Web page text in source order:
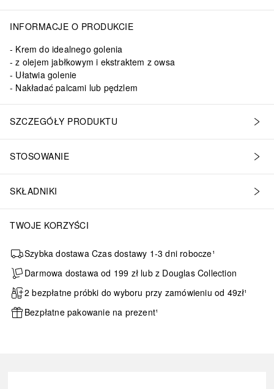
INFORMACJE O PRODUKCIE
Krem do idealnego golenia
z olejem jabłkowym i ekstraktem z owsa
Ułatwia golenie
Nakładać palcami lub pędzlem
SZCZEGÓŁY PRODUKTU
STOSOWANIE
SKŁADNIKI
TWOJE KORZYŚCI
Szybka dostawa Czas dostawy 1-3 dni robocze¹
Darmowa dostawa od 199 zł lub z Douglas Collection
2 bezpłatne próbki do wyboru przy zamówieniu od 49zł¹
Bezpłatne pakowanie na prezent¹